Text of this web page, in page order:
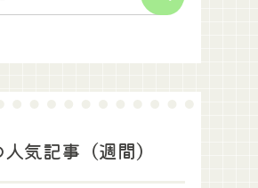
気記事（週間）